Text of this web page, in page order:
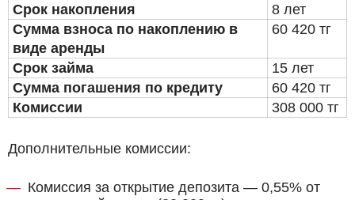
Срок накопления
8 лет
Сумма взноса по накоплению в
виде аренды
60 420 тг
Срок займа
15 лет
Сумма погашения по кредиту
60 420 тг
Комиссии
308 000 тг
Дополнительные комиссии:
Комиссия за открытие депозита — 0,55% от